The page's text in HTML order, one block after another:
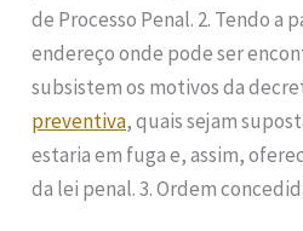
de Processo Penal. 2. Tendo a
endereço onde pode ser
subsistem os motivos da
preventiva, quais sejam
estaria em fuga e, assim,
da lei penal. 3. Ordem